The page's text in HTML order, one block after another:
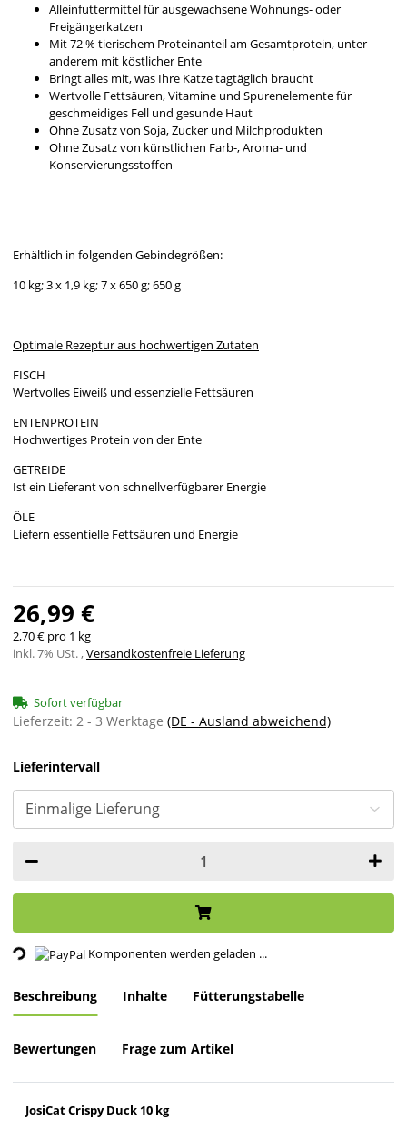
Alleinfuttermittel für ausgewachsene Wohnungs- oder
Freigängerkatzen
Mit 72 % tierischem Proteinanteil am Gesamtprotein, unter
anderem mit köstlicher Ente
Bringt alles mit, was Ihre Katze tagtäglich braucht
Wertvolle Fettsäuren, Vitamine und Spurenelemente für
geschmeidiges Fell und gesunde Haut
Ohne Zusatz von Soja, Zucker und Milchprodukten
Ohne Zusatz von künstlichen Farb-, Aroma- und
Konservierungsstoffen
Erhältlich in folgenden Gebindegrößen:
10 kg; 3 x 1,9 kg; 7 x 650 g; 650 g
Optimale Rezeptur aus hochwertigen Zutaten
FISCH
Wertvolles Eiweiß und essenzielle Fettsäuren
ENTENPROTEIN
Hochwertiges Protein von der Ente
GETREIDE
Ist ein Lieferant von schnellverfügbarer Energie
ÖLE
Liefern essentielle Fettsäuren und Energie
26,99 €
2,70 € pro 1 kg
inkl. 7% USt. ,Versandkostenfreie Lieferung
Sofort verfügbar
Lieferzeit: 2 - 3 Werktage (DE - Ausland abweichend)
Lieferintervall
Komponenten werden geladen ...
Beschreibung Inhalte Fütterungstabelle
Bewertungen Frage zum Artikel
JosiCat Crispy Duck 10 kg